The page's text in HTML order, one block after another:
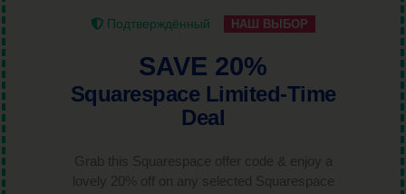
Подтверждённый НАШ ВЫБОР
SAVE 20%
Squarespace Limited-Time
Deal
Grab this Squarespace offer code & enjoy a
lovely 20% off on any selected Squarespace